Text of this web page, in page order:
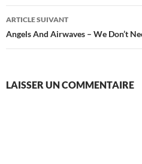
articles
ARTICLE SUIVANT
Angels And Airwaves – We Don’t
LAISSER UN COMMENTAIRE